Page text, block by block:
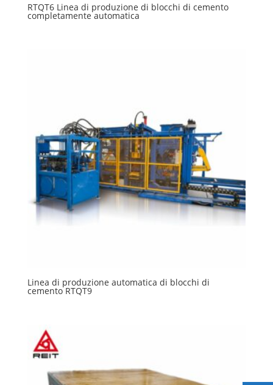
RTQT6 Linea di produzione di blocchi di cemento
completamente automatica
Linea di produzione automatica di blocchi di
cemento RTQT9